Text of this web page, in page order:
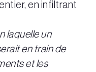
en infiltrant
laquelle un
en train de
et les